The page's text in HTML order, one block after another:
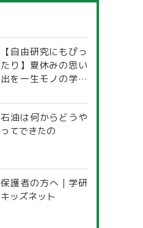
【自由研究にもぴっ
たり】夏休みの思い
出を一生モノの学び
探究ガイド
石油は何からどうや
ってできたの
保護者の方へ | 学研
キッズネット